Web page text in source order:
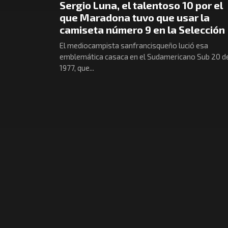
Sergio Luna, el talentoso 10 por el
que Maradona tuvo que usar la
camiseta número 9 en la Selección
El mediocampista sanfrancisqueño lució esa
emblemática casaca en el Sudamericano Sub 20
1977, que...